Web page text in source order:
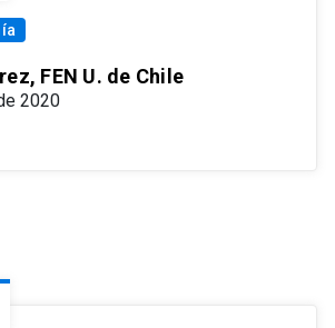
FEN U. de Chile
2020